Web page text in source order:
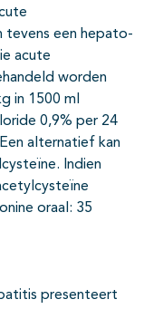
tevens een hepato-
acute
worden
in 1500 ml
0,9% per 24
alternatief kan
Indien
oraal: 35
presenteert